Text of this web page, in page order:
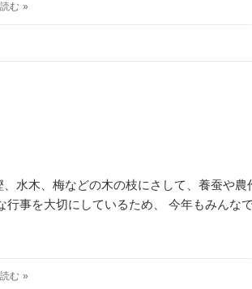
水木、梅などの木の枝にさして、養蚕や農
事を大切にしているため、 今年もみんな